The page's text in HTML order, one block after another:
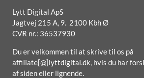
Lytt Digital ApS
Jagtvej 215 A, 9. 2100 Kbh Ø
CVR nr.: 36537930
Du er velkommen til at skrive til os på
affiliate[@]lyttdigital.dk, hvis du har
af siden eller lignende.